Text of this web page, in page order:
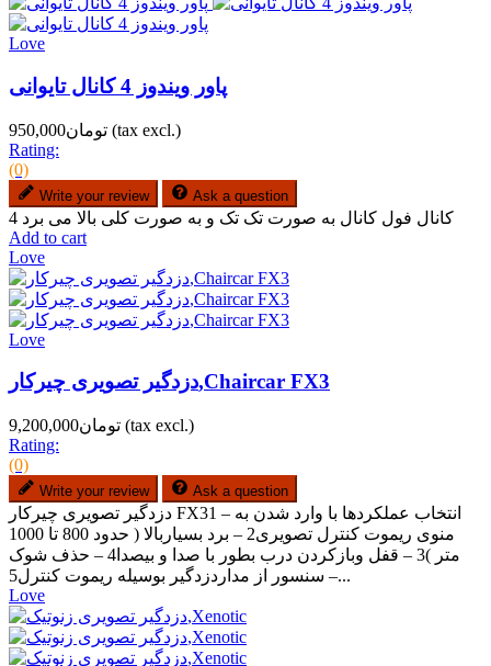
Love
پاور ویندوز 4 کانال تایوانی
تومان950,000 (tax excl.)
Rating:
(0)
Write your review Ask a question
4 کانال فول کانال به صورت تک تک و به صورت کلی بالا می برد
Add to cart
Love
Love
دزدگیر تصویری چیرکار,Chaircar FX3
تومان9,200,000 (tax excl.)
Rating:
(0)
Write your review Ask a question
دزدگیر تصویری چیرکار FX31 – انتخاب عملکردها با وارد شدن به
منوی ریموت کنترل تصویری2 – برد بسیاربالا ( حدود 800 تا 1000
متر )3 – قفل وبازکردن درب بطور با صدا و بیصدا4 – حذف شوک
سنسور از مداردزدگیر بوسیله ریموت کنترل5 –...
Love